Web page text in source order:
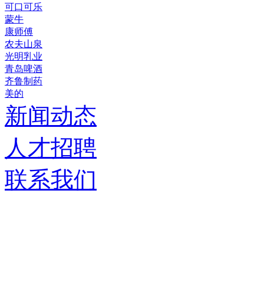
可口可乐
蒙牛
康师傅
农夫山泉
光明乳业
青岛啤酒
齐鲁制药
美的
新闻动态
人才招聘
联系我们